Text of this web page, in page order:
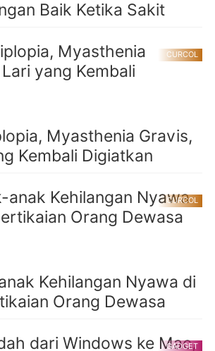
Baik Ketika Sakit
CURCOL
Myasthenia Gravis,
Kembali Digiatkan
CURCOL
Kehilangan Nyawa di
Orang Dewasa
GADGET